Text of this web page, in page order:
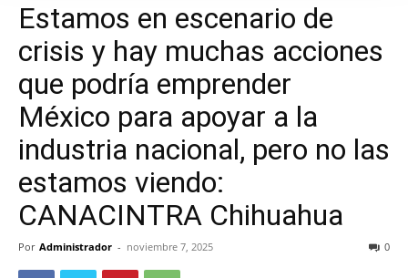
Estamos en escenario de
crisis y hay muchas acciones
que podría emprender
México para apoyar a la
industria nacional, pero no las
estamos viendo:
CANACINTRA Chihuahua
Por Administrador - noviembre 7, 2025 0